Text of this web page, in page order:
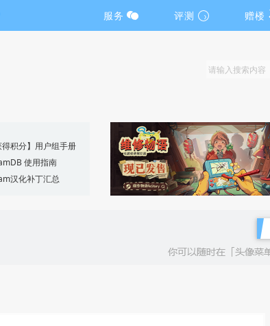
服务 评测 赠楼
得积分】用户组手册
使用指南
汉化补丁汇总